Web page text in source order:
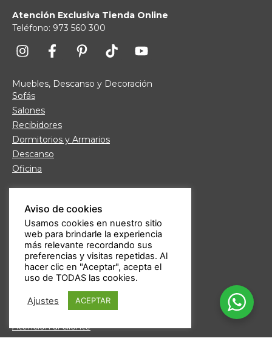
Atención Exclusiva Tienda Online
Teléfono: 973 560 300
Muebles, Descanso y Decoración
Sofás
Salones
Recibidores
Dormitorios y Armarios
Descanso
Oficina
Fábrica de Muebles
Nuestras tiendas
Trabaja con nosotros
Guía de compra
Formas de pago
Devoluciones
Garantía Daicar
Preguntas frecuentes
Atención al cliente
Aviso legal
Aviso de cookies
Usamos cookies en nuestro sitio
web para brindarle la experiencia
más relevante recordando sus
preferencias y visitas repetidas. Al
hacer clic en "Aceptar", acepta el
uso de TODAS las cookies.
Ajustes ACEPTAR